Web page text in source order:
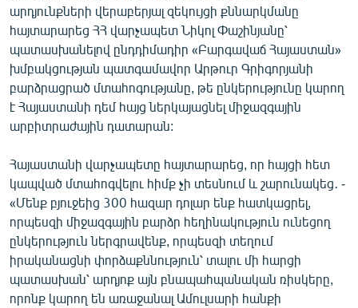
ՓՈԴՔԱՍԹ
Հայերեն
English
Русский
«Ազատության» բոլոր կայքերը
արդյունքների վերաբերյալ զեկույցի քննարկմանը
հայտարարեց ՀՀ վարչապետ Նիկոլ Փաշինյանը՝
պատասխանելով ընդդիմադիր «Բարգավաճ Հայաստան»
խմբակցության պատգամավոր Արթուր Գրիգորյանի
բարձրացրած մտահոգությանը, թե ընկերությունը կարող
է Հայաստանի դեմ հայց ներկայացնել միջազգային
արբիտրաժային դատարան:
Հայաստանի վարչապետը հայտարարեց, որ հայցի հետ
կապված մտահոգվելու հիմք չի տեսնում և շարունակեց․ -
«Մենք բյուջեից 300 հազար դոլար ենք հատկացրել,
որպեսզի միջազգային բարձր հեղինակություն ունեցող
ընկերություն ներգրավենք, որպեսզի տեղում
իրականացնի փորձաքննություն՝ տալու մի հարցի
պատասխան՝ արդյոք այն բնապահպանական ռիսկերը,
որոնք կարող են առաջանալ Ամուլսարի հանքի